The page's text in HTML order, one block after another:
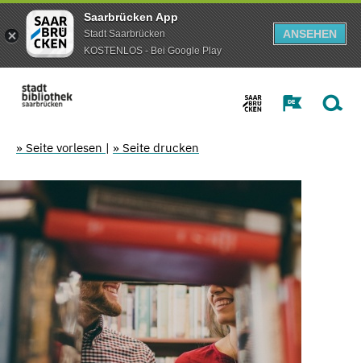
Saarbrücken App
Stadt Saarbrücken
KOSTENLOS - Bei Google Play
ANSEHEN
» Seite vorlesen | » Seite drucken